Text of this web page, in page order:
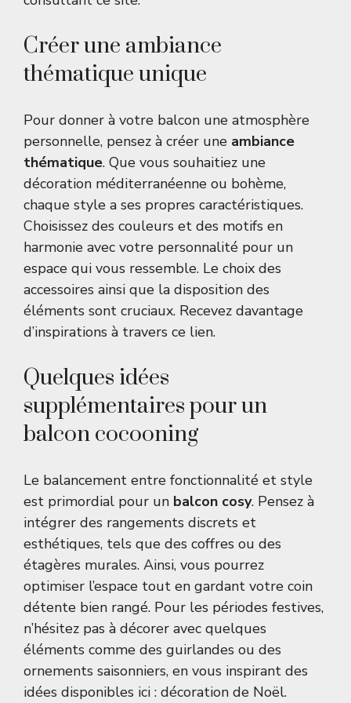
Créer une ambiance
thématique unique
Pour donner à votre balcon une atmosphère
personnelle, pensez à créer une ambiance
thématique. Que vous souhaitiez une
décoration méditerranéenne ou bohème,
chaque style a ses propres caractéristiques.
Choisissez des couleurs et des motifs en
harmonie avec votre personnalité pour un
espace qui vous ressemble. Le choix des
accessoires ainsi que la disposition des
éléments sont cruciaux. Recevez davantage
d’inspirations à travers ce lien.
Quelques idées
supplémentaires pour un
balcon cocooning
Le balancement entre fonctionnalité et style
est primordial pour un balcon cosy. Pensez à
intégrer des rangements discrets et
esthétiques, tels que des coffres ou des
étagères murales. Ainsi, vous pourrez
optimiser l’espace tout en gardant votre coin
détente bien rangé. Pour les périodes festives,
n’hésitez pas à décorer avec quelques
éléments comme des guirlandes ou des
ornements saisonniers, en vous inspirant des
idées disponibles ici : décoration de Noël.